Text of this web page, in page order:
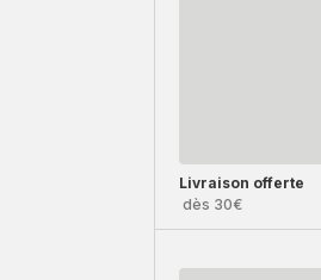
Livraison offerte
dès 30€